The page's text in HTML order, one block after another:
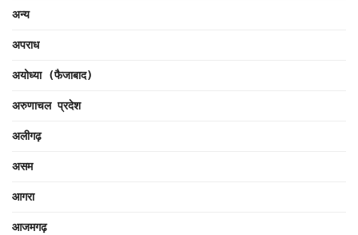
अन्य
अपराध
अयोध्या (फैजाबाद)
अरुणाचल प्रदेश
अलीगढ़
असम
आगरा
आजमगढ़